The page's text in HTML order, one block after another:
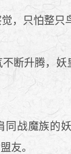
，只怕整只
断升腾，妖
战魔族的
友。